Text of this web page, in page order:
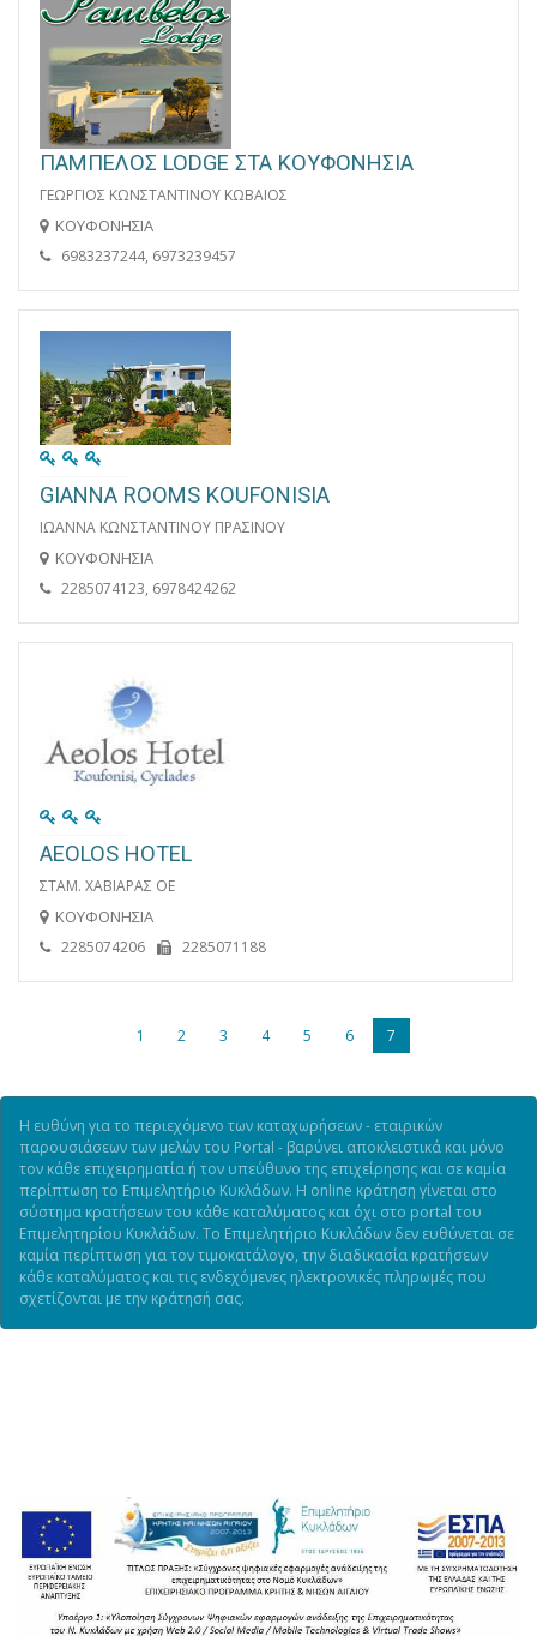
ΠΑΜΠΕΛΟΣ LODGE ΣΤΑ ΚΟΥΦΟΝΗΣΙΑ
ΓΕΩΡΓΙΟΣ ΚΩΝΣΤΑΝΤΙΝΟΥ ΚΩΒΑΙΟΣ
ΚΟΥΦΟΝΗΣΙΑ
6983237244, 6973239457
GIANNA ROOMS KOUFONISIA
ΙΩΑΝΝΑ ΚΩΝΣΤΑΝΤΙΝΟΥ ΠΡΑΣΙΝΟΥ
ΚΟΥΦΟΝΗΣΙΑ
2285074123, 6978424262
AEOLOS HOTEL
ΣΤΑΜ. ΧΑΒΙΑΡΑΣ ΟΕ
ΚΟΥΦΟΝΗΣΙΑ
2285074206 2285071188
1 2 3 4 5 6 7
Η ευθύνη για το περιεχόμενο των καταχωρήσεων - εταιρικών
παρουσιάσεων των μελών του Portal - βαρύνει αποκλειστικά και μόνο
τον κάθε επιχειρηματία ή τον υπεύθυνο της επιχείρησης και σε καμία
περίπτωση το Επιμελητήριο Κυκλάδων. Η online κράτηση γίνεται στο
σύστημα κρατήσεων του κάθε καταλύματος και όχι στο portal του
Επιμελητηρίου Κυκλάδων. Το Επιμελητήριο Κυκλάδων δεν ευθύνεται σε
καμία περίπτωση για τον τιμοκατάλογο, την διαδικασία κρατήσεων
κάθε καταλύματος και τις ενδεχόμενες ηλεκτρονικές πληρωμές που
σχετίζονται με την κράτησή σας.